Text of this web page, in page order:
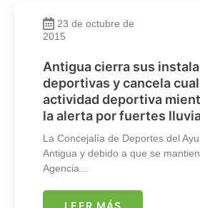
23 de octubre de
2015
Antigua cierra sus
deportivas y cancela
actividad deportiva
la alerta por fuertes
La Concejalía de Deportes del
Antigua y debido a que se
Agencia…